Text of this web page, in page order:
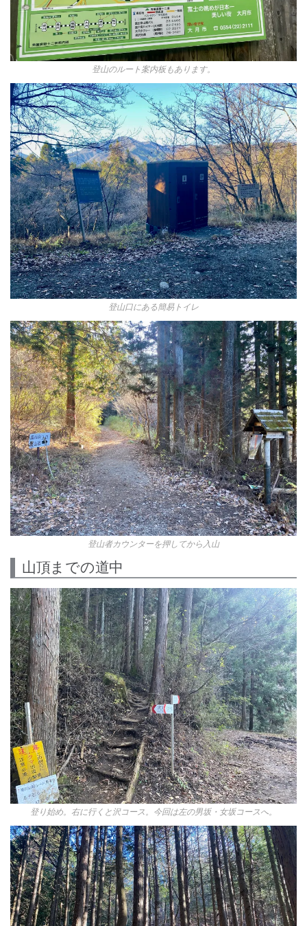
登山のルート案内板もあります。
登山口にある簡易トイレ
登山者カウンターを押してから入山
山頂までの道中
登り始め。右に行くと沢コース。今回は左の男坂・女坂コースへ。